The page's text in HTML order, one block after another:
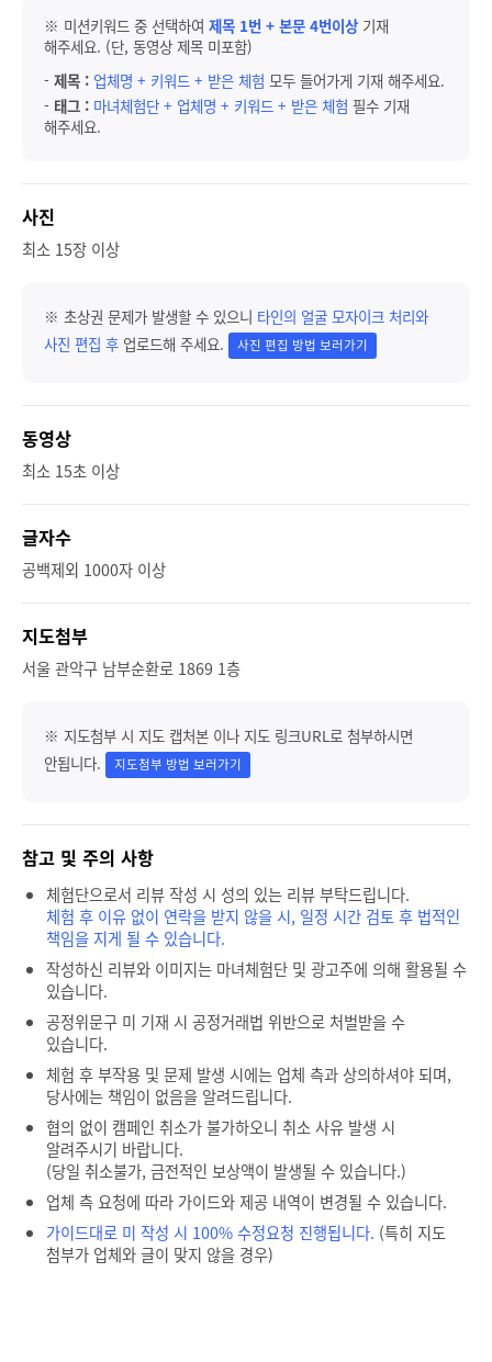
※ 미션키워드 중 선택하여 제목 1번 + 본문 4번이상 기재
해주세요. (단, 동영상 제목 미포함)
- 제목 : 업체명 + 키워드 + 받은 체험 모두 들어가게 기재 해주세요.
- 태그 : 마녀체험단 + 업체명 + 키워드 + 받은 체험 필수 기재
해주세요.
사진
최소 15장 이상
※ 초상권 문제가 발생할 수 있으니 타인의 얼굴 모자이크 처리와
사진 편집 후 업로드해 주세요. 사진 편집 방법 보러가기
동영상
최소 15초 이상
글자수
공백제외 1000자 이상
지도첨부
서울 관악구 남부순환로 1869 1층
※ 지도첨부 시 지도 캡처본 이나 지도 링크URL로 첨부하시면
안됩니다.
지도첨부 방법 보러가기
참고 및 주의 사항
체험단으로서 리뷰 작성 시 성의 있는 리뷰 부탁드립니다.
체험 후 이유 없이 연락을 받지 않을 시, 일정 시간 검토 후 법적인
책임을 지게 될 수 있습니다.
작성하신 리뷰와 이미지는 마녀체험단 및 광고주에 의해 활용될 수
있습니다.
공정위문구 미 기재 시 공정거래법 위반으로 처벌받을 수
있습니다.
체험 후 부작용 및 문제 발생 시에는 업체 측과 상의하셔야 되며,
당사에는 책임이 없음을 알려드립니다.
협의 없이 캠페인 취소가 불가하오니 취소 사유 발생 시
알려주시기 바랍니다.
(당일 취소불가, 금전적인 보상액이 발생될 수 있습니다.)
업체 측 요청에 따라 가이드와 제공 내역이 변경될 수 있습니다.
가이드대로 미 작성 시 100% 수정요청 진행됩니다. (특히 지도
첨부가 업체와 글이 맞지 않을 경우)